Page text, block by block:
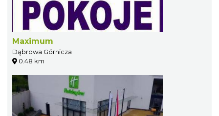
Maximum
Dąbrowa Górnicza
0.48 km